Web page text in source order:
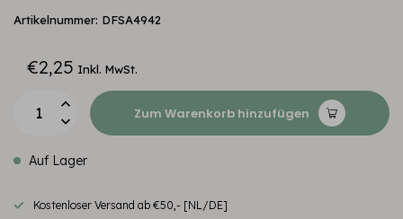
Artikelnummer: DFSA4942
€2,25 Inkl. MwSt.
Zum Warenkorb hinzufügen
Auf Lager
Kostenloser Versand ab €50,- [NL/DE]